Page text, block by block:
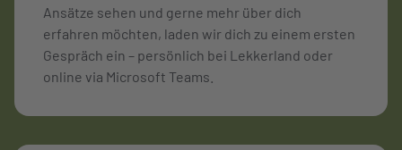
Ansätze sehen und gerne mehr über dich
erfahren möchten, laden wir dich zu einem ersten
Gespräch ein – persönlich bei Lekkerland oder
online via Microsoft Teams.